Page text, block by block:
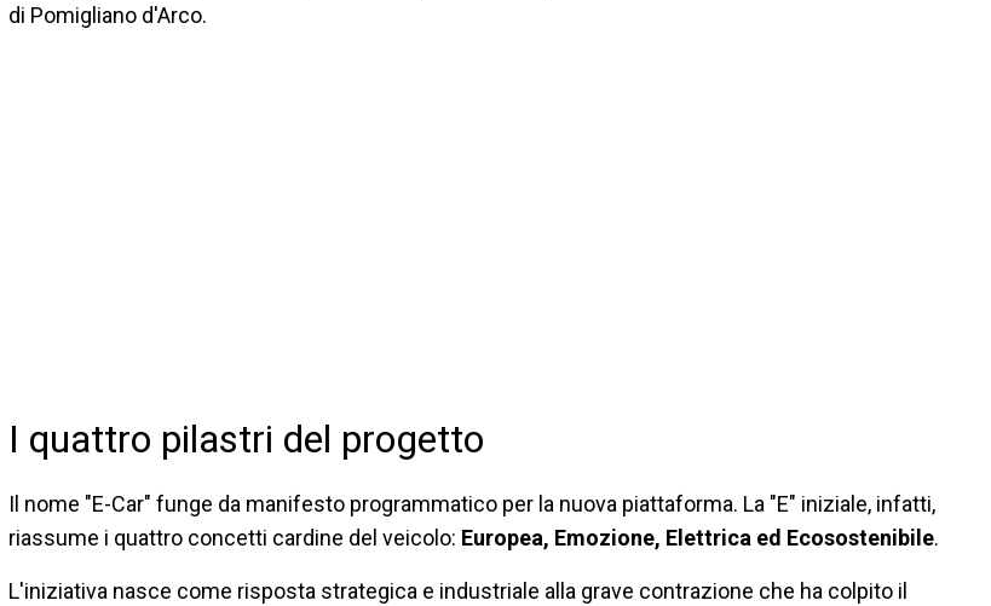
di Pomigliano d'Arco.
I quattro pilastri del progetto
Il nome "E-Car" funge da manifesto programmatico per la nuova piattaforma. La "E" iniziale, infatti,
riassume i quattro concetti cardine del veicolo: Europea, Emozione, Elettrica ed Ecosostenibile.
L'iniziativa nasce come risposta strategica e industriale alla grave contrazione che ha colpito il